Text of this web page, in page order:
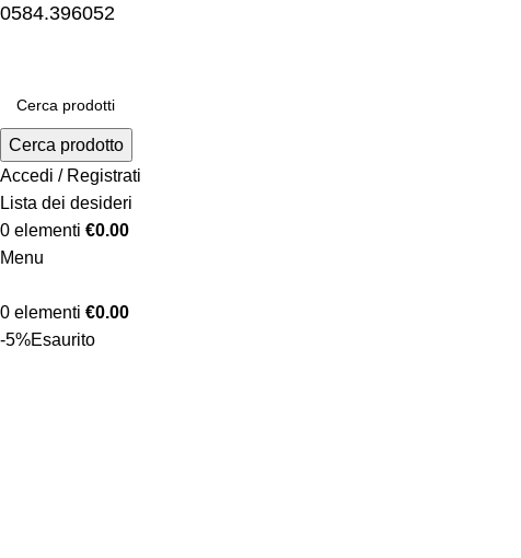
0584.396052
Cerca prodotto
Accedi / Registrati
Lista dei desideri
0 elementi €0.00
Menu
0 elementi €0.00
-5%Esaurito